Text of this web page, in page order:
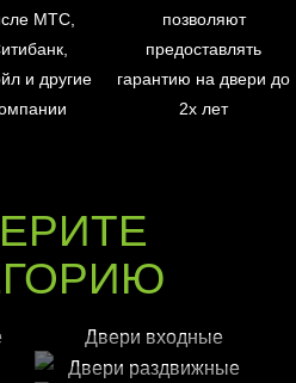
МТС,
и другие
позволяют
предоставлять
гарантию на двери до
2х лет
Двери входные
Двери раздвижные